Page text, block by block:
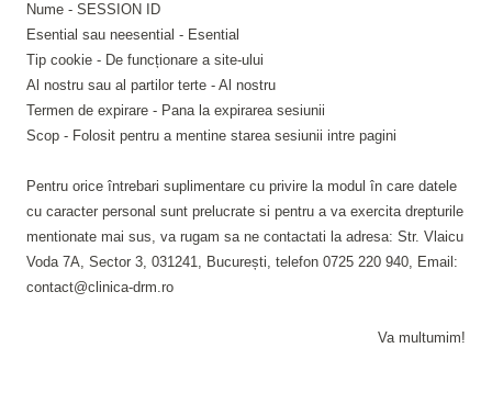
Nume - SESSION ID
Esential sau neesential - Esential
Tip cookie - De funcționare a site-ului
Al nostru sau al partilor terte - Al nostru
Termen de expirare - Pana la expirarea sesiunii
Scop - Folosit pentru a mentine starea sesiunii intre pagini
Pentru orice întrebari suplimentare cu privire la modul în care datele
cu caracter personal sunt prelucrate si pentru a va exercita drepturile
mentionate mai sus, va rugam sa ne contactati la adresa: Str. Vlaicu
Voda 7A, Sector 3, 031241, București, telefon 0725 220 940, Email:
contact@clinica-drm.ro
Va multumim!